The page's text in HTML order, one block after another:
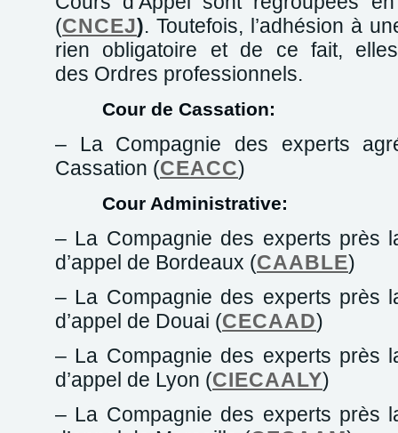
(CNCEJ). Toutefois, l’adhésion à
rien obligatoire et de ce fait,
des Ordres professionnels.
Cour de Cassation:
– La Compagnie des experts
Cassation (CEACC)
Cour Administrative:
– La Compagnie des experts près
d’appel de Bordeaux (CAABLE)
– La Compagnie des experts près
d’appel de Douai (CECAAD)
– La Compagnie des experts près
d’appel de Lyon (CIECAALY)
– La Compagnie des experts près